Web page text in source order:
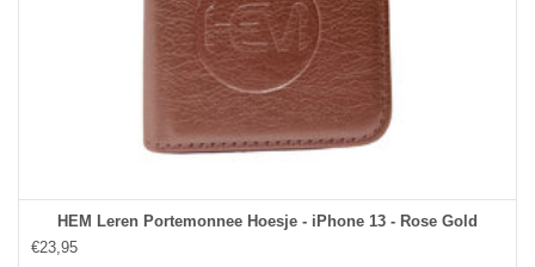
HEM Leren Portemonnee Hoesje - iPhone 13 - Rose Gold
€23,95